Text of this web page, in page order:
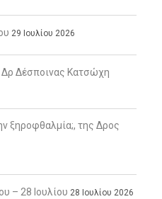
29 Ιουλίου 2026
Δέσποινας Κατσώχη
ξηροφθαλμία;, της Δρος
– 28 Ιουλίου 28 Ιουλίου 2026